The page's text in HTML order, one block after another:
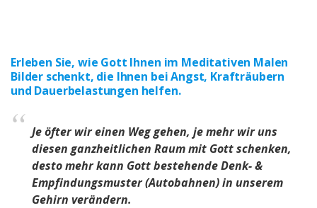
Erleben Sie, wie Gott Ihnen im Meditativen Malen
Bilder schenkt, die Ihnen bei Angst, Krafträubern
und Dauerbelastungen helfen.
Je öfter wir einen Weg gehen, je mehr wir uns
diesen ganzheitlichen Raum mit Gott schenken,
desto mehr kann Gott bestehende Denk- &
Empfindungsmuster (Autobahnen) in unserem
Gehirn verändern.